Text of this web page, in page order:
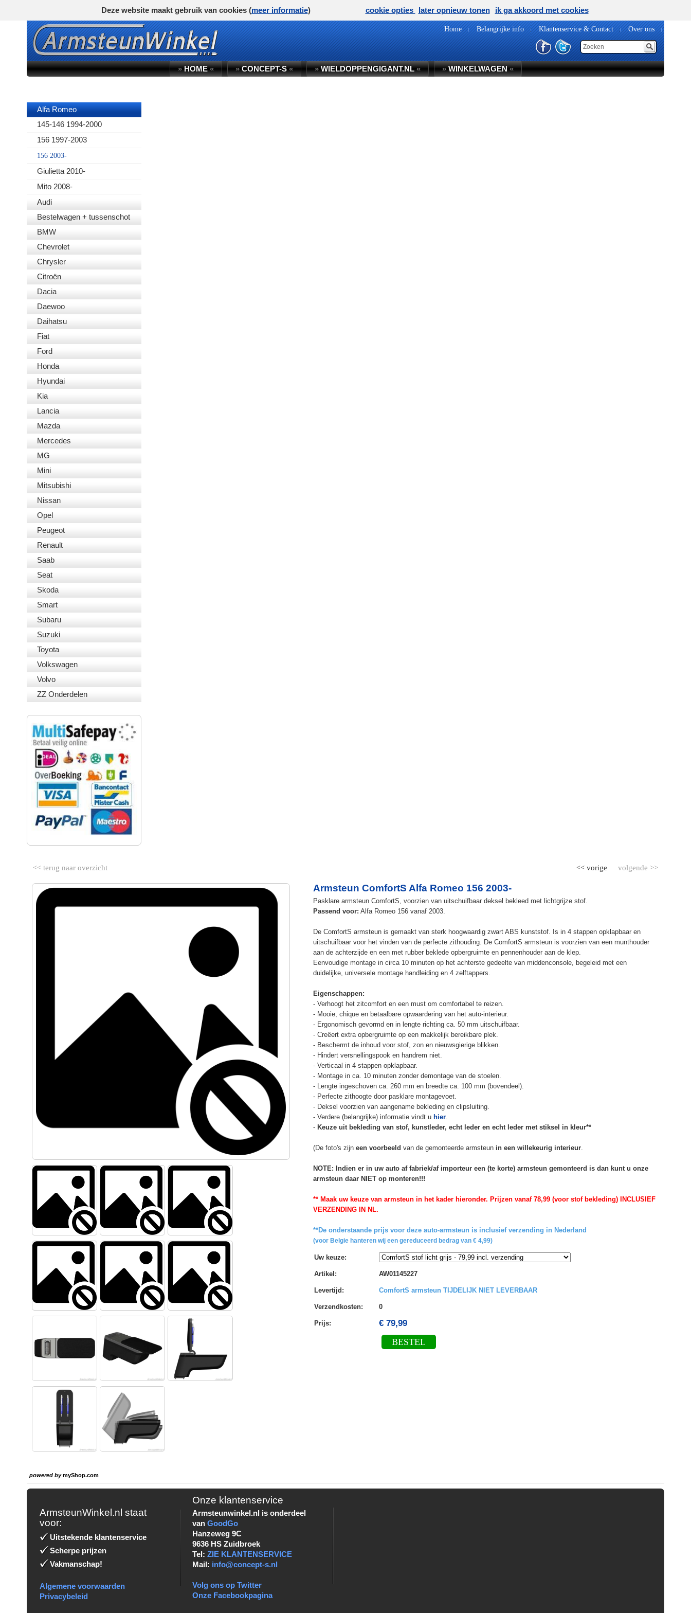
Home Belangrijke info Klantenservice & Contact Over ons
»HOME« »CONCEPT-S« »WIELDOPPENGIGANT.NL« »WINKELWAGEN«
Alfa Romeo
145-146 1994-2000
156 1997-2003
156 2003-
Giulietta 2010-
Mito 2008-
Audi
Bestelwagen + tussenschot
BMW
Chevrolet
Chrysler
Citroën
Dacia
Daewoo
Daihatsu
Fiat
Ford
Honda
Hyundai
Kia
Lancia
Mazda
Mercedes
MG
Mini
Mitsubishi
Nissan
Opel
Peugeot
Renault
Saab
Seat
Skoda
Smart
Subaru
Suzuki
Toyota
Volkswagen
Volvo
ZZ Onderdelen
<< terug naar overzicht volgende >>
<< vorige
Armsteun ComfortS Alfa Romeo 156 2003-
Pasklare armsteun ComfortS, voorzien van uitschuifbaar deksel bekleed met lichtgrijze stof.
Passend voor: Alfa Romeo 156 vanaf 2003.
De ComfortS armsteun is gemaakt van sterk hoogwaardig zwart ABS kunststof. Is in 4 stappen opklapbaar en
uitschuifbaar voor het vinden van de perfecte zithouding. De ComfortS armsteun is voorzien van een munthouder
aan de achterzijde en een met rubber beklede opbergruimte en pennenhouder aan de klep.
Eenvoudige montage in circa 10 minuten op het achterste gedeelte van middenconsole, begeleid met een
duidelijke, universele montage handleiding en 4 zelftappers.
Eigenschappen:
- Verhoogt het zitcomfort en een must om comfortabel te reizen.
- Mooie, chique en betaalbare opwaardering van het auto-interieur.
- Ergonomisch gevormd en in lengte richting ca. 50 mm uitschuifbaar.
- Creëert extra opbergruimte op een makkelijk bereikbare plek.
- Beschermt de inhoud voor stof, zon en nieuwsgierige blikken.
- Hindert versnellingspook en handrem niet.
- Verticaal in 4 stappen opklapbaar.
- Montage in ca. 10 minuten zonder demontage van de stoelen.
- Lengte ingeschoven ca. 260 mm en breedte ca. 100 mm (bovendeel).
- Perfecte zithoogte door pasklare montagevoet.
- Deksel voorzien van aangename bekleding en clipsluiting.
- Verdere (belangrijke) informatie vindt u hier.
- Keuze uit bekleding van stof, kunstleder, echt leder en echt leder met stiksel in kleur**
(De foto's zijn een voorbeeld van de gemonteerde armsteun in een willekeurig interieur.
NOTE: Indien er in uw auto af fabriek/af importeur een (te korte) armsteun gemonteerd is dan kunt u onze
armsteun daar NIET op monteren!!!
** Maak uw keuze van armsteun in het kader hieronder. Prijzen vanaf 78,99 (voor stof bekleding) INCLUSIEF
VERZENDING IN NL.
**De onderstaande prijs voor deze auto-armsteun is inclusief verzending in Nederland
(voor Belgie hanteren wij een gereduceerd bedrag van € 4,99)
Uw keuze:
Artikel : AW01145227
Levertijd : ComfortS armsteun TIJDELIJK NIET LEVERBAAR
Verzendkosten: 0
Prijs: € 79,99
BESTEL
powered bymyShop.com
ArmsteunWinkel.nl staat
voor:
Uitstekende klantenservice
Scherpe prijzen
Vakmanschap!
Algemene voorwaarden
Privacybeleid
Onze klantenservice
Armsteunwinkel.nl is onderdeel
vanGoodGo
Hanzeweg 9C
9636 HS Zuidbroek
Tel:ZIE KLANTENSERVICE
Mail: info@concept-s.nl
Volg ons op Twitter
Onze Facebookpagina
Deze website maakt gebruik van cookies (meer informatie) cookie opties later opnieuw tonen ik ga akkoord met cookies